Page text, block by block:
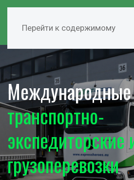
Перейти к содержимому
Международные
транспортно-
экспедиторские
грузоперевозки